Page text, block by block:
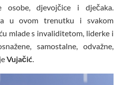
osobe, djevojčice i dječaka.
u ovom trenutku i svakom
mlade s invaliditetom, liderke i
samostalne, odvažne,
Vujačić.